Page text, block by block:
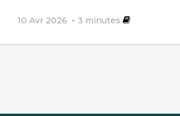
10 Avr 2026 3 minutes